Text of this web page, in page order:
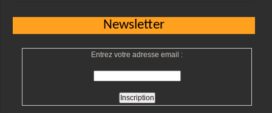
Newsletter
Entrez votre adresse email :